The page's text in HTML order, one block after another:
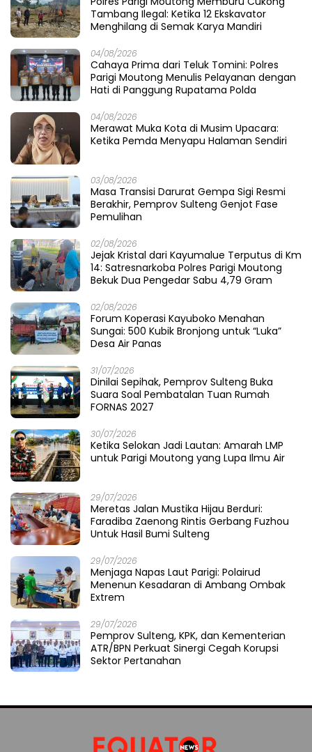
Tambang Ilegal: Ketika 12 Ekskavator
Menghilang di Semak Karya Mandiri
04/08/2026
Cahaya Prima dari Teluk Tomini: Polres
Parigi Moutong Menulis Pelayanan dengan
Hati di Panggung Rupatama Polda
04/08/2026
Merawat Muka Kota di Musim Upacara:
Ketika Pemda Menyapu Halaman Sendiri
03/08/2026
Masa Transisi Darurat Gempa Sigi Resmi
Berakhir, Pemprov Sulteng Genjot Fase
Pemulihan
02/08/2026
Jejak Kristal dari Kayumalue Terputus di Km
14: Satresnarkoba Polres Parigi Moutong
Bekuk Dua Pengedar Sabu 4,79 Gram
02/08/2026
Forum Koperasi Kayuboko Menahan
Sungai: 500 Kubik Bronjong untuk “Luka”
Desa Air Panas
31/07/2026
Dinilai Sepihak, Pemprov Sulteng Buka
Suara Soal Pembatalan Tuan Rumah
FORNAS 2027
30/07/2026
Ketika Selokan Jadi Lautan: Amarah LMP
untuk Parigi Moutong yang Lupa Ilmu Air
29/07/2026
Meretas Jalan Mustika Hijau Berduri:
Faradiba Zaenong Rintis Gerbang Fuzhou
Untuk Hasil Bumi Sulteng
29/07/2026
​Menjaga Napas Laut Parigi: Polairud
Menenun Kesadaran di Ambang Ombak
Extrem
29/07/2026
Pemprov Sulteng, KPK, dan Kementerian
ATR/BPN Perkuat Sinergi Cegah Korupsi
Sektor Pertanahan